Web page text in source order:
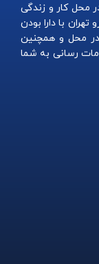
محل کار و زندگی
با دارا بودن
در محل و همچنین
رسانی به شما